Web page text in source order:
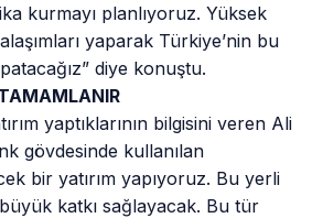
kurmayı planlıyoruz. Yüksek
yaparak Türkiye’nin bu
diye konuştu.
yaptıklarının bilgisini veren Ali
gövdesinde kullanılan
bir yatırım yapıyoruz. Bu yerli
katkı sağlayacak. Bu tür